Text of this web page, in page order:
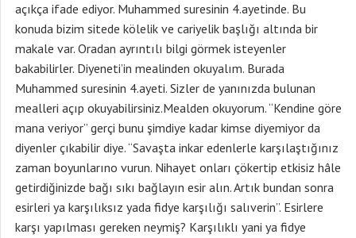
açıkça ifade ediyor. Muhammed suresinin 4.ayetinde. Bu
konuda bizim sitede kölelik ve cariyelik başlığı altında bir
makale var. Oradan ayrıntılı bilgi görmek isteyenler
bakabilirler. Diyeneti’in mealinden okuyalım. Burada
Muhammed suresinin 4.ayeti. Sizler de yanınızda bulunan
mealleri açıp okuyabilirsiniz.Mealden okuyorum. “Kendine göre
mana veriyor” gerçi bunu şimdiye kadar kimse diyemiyor da
diyenler çıkabilir diye. “Savaşta inkar edenlerle karşılaştığınız
zaman boyunlarıno vurun. Nihayet onları çökertip etkisiz hâle
getirdiğinizde bağı sıkı bağlayın esir alın. Artık bundan sonra
esirleri ya karşılıksız yada fidye karşılığı salıverin”. Esirlere
karşı yapılması gereken neymiş? Karşılıklı yani ya fidye